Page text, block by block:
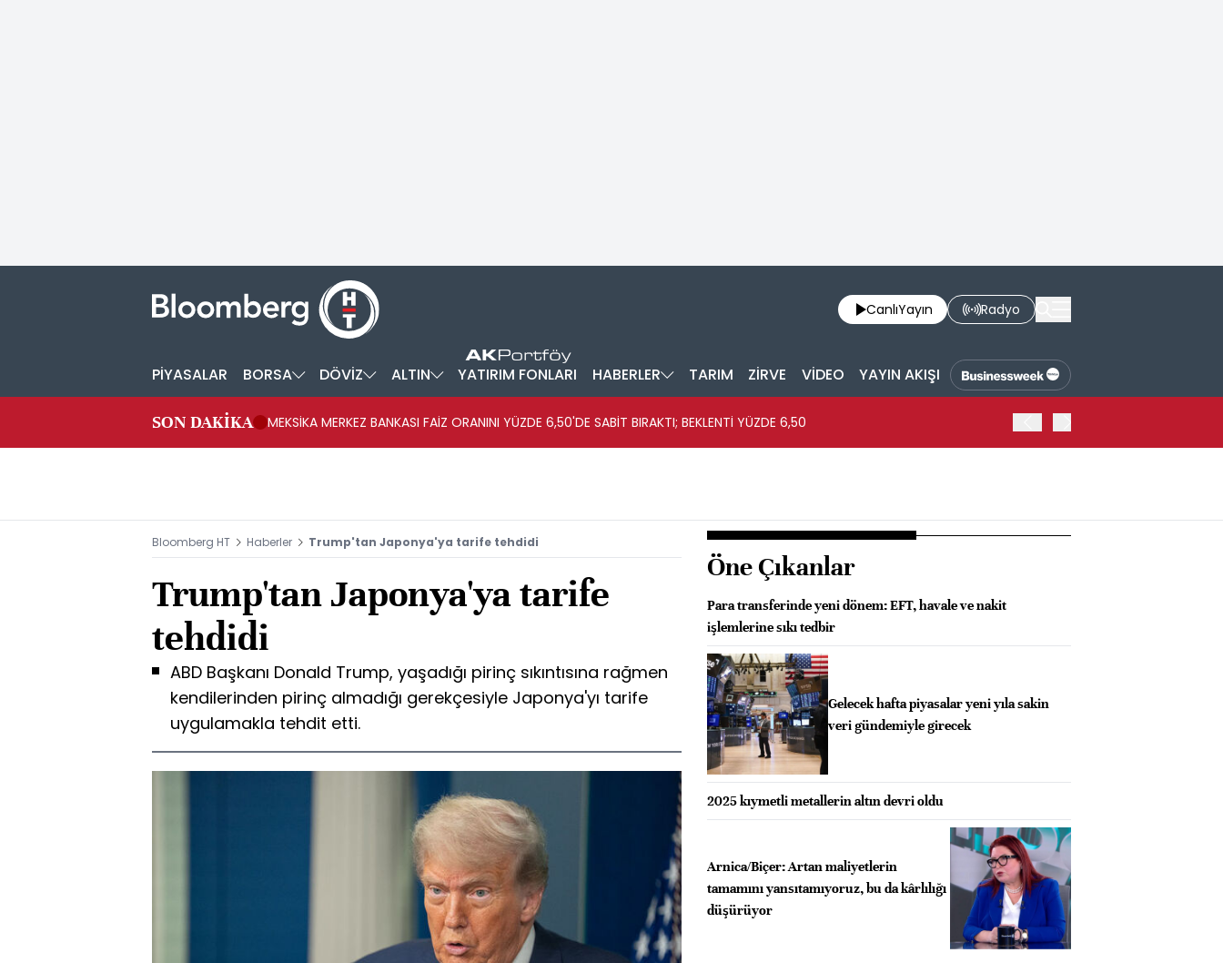
CanlıYayın Radyo
PİYASALAR BORSA DÖVİZ ALTIN YATIRIM FONLARI HABERLER TARIM ZİRVE VİDEO YAYIN AKIŞI
SON DAKİKA MEKSİKA MERKEZ BANKASI FAİZ ORANINI YÜZDE 6,50'DE SABİT BIRAKTI; BEKLENTİ YÜZDE 6,50
Bloomberg HT Haberler Trump'tan Japonya'ya tarife tehdidi
Trump'tan Japonya'ya tarife
tehdidi
ABD Başkanı Donald Trump, yaşadığı pirinç sıkıntısına rağmen
kendilerinden pirinç almadığı gerekçesiyle Japonya'yı tarife
uygulamakla tehdit etti.
Öne Çıkanlar
Para transferinde yeni dönem: EFT, havale ve nakit
işlemlerine sıkı tedbir
Gelecek hafta piyasalar yeni yıla sakin
veri gündemiyle girecek
2025 kıymetli metallerin altın devri oldu
Arnica/Biçer: Artan maliyetlerin
tamamını yansıtamıyoruz, bu da kârlılığı
düşürüyor